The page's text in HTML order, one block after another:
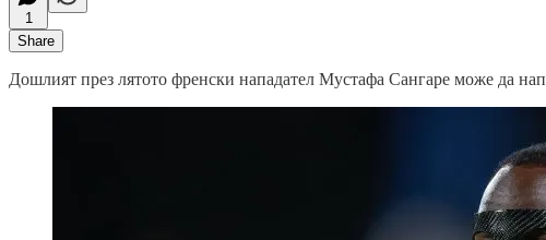
1
Share
Дошлият през лятото френски нападател Мустафа Сангаре може да